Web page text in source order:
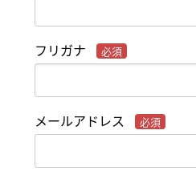
フリガナ
メールアドレス